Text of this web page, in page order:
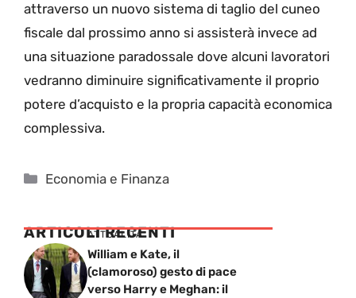
attraverso un nuovo sistema di taglio del cuneo
fiscale dal prossimo anno si assisterà invece ad
una situazione paradossale dove alcuni lavoratori
vedranno diminuire significativamente il proprio
potere d’acquisto e la propria capacità economica
complessiva.
Categorie
Economia e Finanza
ARTICOLI RECENTI
ATTUALITÁ
William e Kate, il
(clamoroso) gesto di pace
verso Harry e Meghan: il